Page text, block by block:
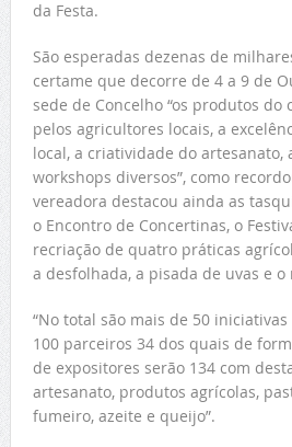
da Festa.
São esperadas dezenas de
certame que decorre de 4 a 9 de
sede de Concelho “os produtos do
pelos agricultores locais, a
local, a criatividade do artesanato,
workshops diversos”, como
vereadora destacou ainda as
o Encontro de Concertinas, o
recriação de quatro práticas
a desfolhada, a pisada de uvas e o
“No total são mais de 50
100 parceiros 34 dos quais de
de expositores serão 134 com
artesanato, produtos agrícolas,
fumeiro, azeite e queijo”.